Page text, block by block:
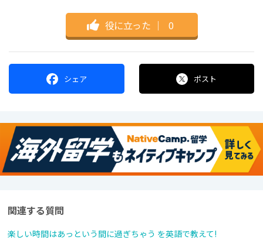
役に立った ｜ 0
シェア ポスト
関連する質問
楽しい時間はあっという間に過ぎちゃう を英語で教えて!